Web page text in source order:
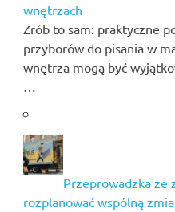
wnętrzach
Zrób to sam: praktyczne
przyborów do pisania w
wnętrza mogą być
…
Przeprowadzka ze
rozplanować wspólną